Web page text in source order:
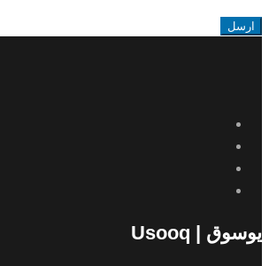
ارسل
يوسوق | Usooq